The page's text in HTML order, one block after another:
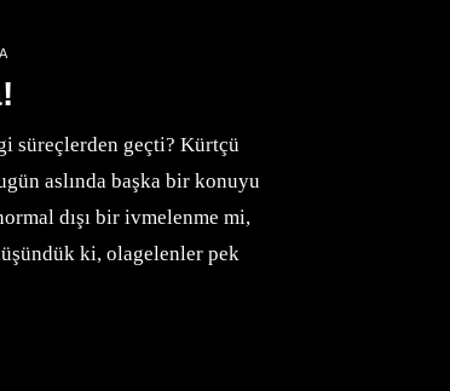
süreçlerden geçti? Kürtçü
aslında başka bir konuyu
dışı bir ivmelenme mi,
ki, olagelenler pek